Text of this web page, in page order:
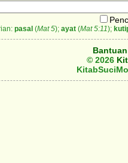
pasal(Mat 5); ayat(Mat 5:11);
Bantuan
© 2026